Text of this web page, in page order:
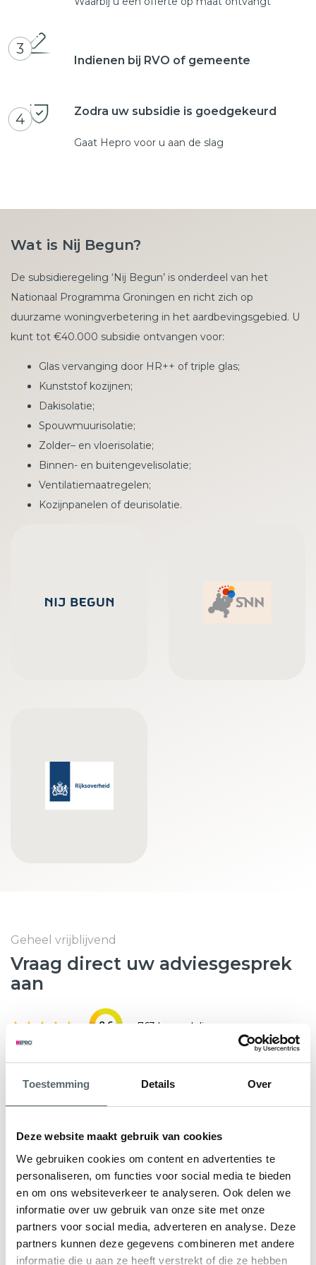
Toestemming Details Over
Deze website maakt gebruik van cookies
We gebruiken cookies om content en advertenties te
personaliseren, om functies voor social media te bieden
en om ons websiteverkeer te analyseren. Ook delen we
informatie over uw gebruik van onze site met onze
partners voor social media, adverteren en analyse. Deze
partners kunnen deze gegevens combineren met andere
informatie die u aan ze heeft verstrekt of die ze hebben
3
Indienen bij RVO of gemeente
4 Zodra uw subsidie is goedgekeurd
Gaat Hepro voor u aan de slag
Wat is Nij Begun?
De subsidieregeling ‘Nij Begun’ is onderdeel van het
Nationaal Programma Groningen en richt zich op
duurzame woningverbetering in het aardbevingsgebied. U
kunt tot €40.000 subsidie ontvangen voor:
Glas vervanging door HR++ of triple glas;
Kunststof kozijnen;
Dakisolatie;
Spouwmuurisolatie;
Zolder– en vloerisolatie;
Binnen- en buitengevelisolatie;
Ventilatiemaatregelen;
Kozijnpanelen of deurisolatie.
Geheel vrijblijvend
Vraag direct uw adviesgesprek
aan
8.6 763 beoordelingen
kunststof kozijnen, HR++ glas of andere
verduurzamingsmaatregelen? Hepro helpt u graag verder.
woning. We geven direct inzicht in de subsidieregeling Nij
Begun en eventuele aanvullende regelingen.
U ontvangt een persoonlijk advies en een heldere offerte
op maat, zodat u precies weet waar u aan toe bent.